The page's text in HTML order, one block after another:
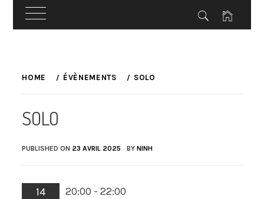
toHOME ÉVÈNEMENTS SOLO
SOLO
PUBLISHED ON 23 AVRIL 2025 BYNINH
14
20:00 - 22:00